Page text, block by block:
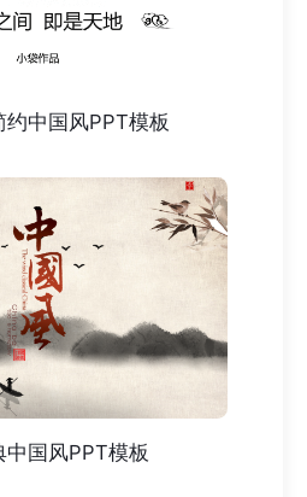
约中国风PPT模板
中国风PPT模板